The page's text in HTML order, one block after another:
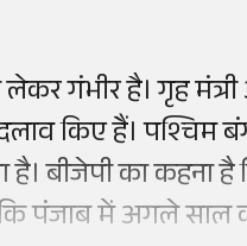
गंभीर है। गृह
किए हैं। पश्चिम
बीजेपी का कहना है
कि पंजाब में अगले